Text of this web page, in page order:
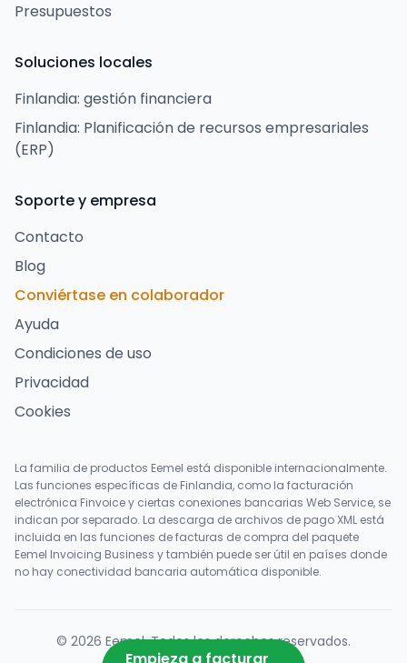
Presupuestos
Soluciones locales
Finlandia: gestión financiera
Finlandia: Planificación de recursos empresariales
(ERP)
Soporte y empresa
Contacto
Blog
Conviértase en colaborador
Ayuda
Condiciones de uso
Privacidad
Cookies
La familia de productos Eemel está disponible internacionalmente.
Las funciones específicas de Finlandia, como la facturación
electrónica Finvoice y ciertas conexiones bancarias Web Service, se
indican por separado. La descarga de archivos de pago XML está
incluida en las funciones de facturas de compra del paquete
Eemel Invoicing Business y también puede ser útil en países donde
no hay conectividad bancaria automática disponible.
© 2026 Eemel.Todos los derechos reservados.